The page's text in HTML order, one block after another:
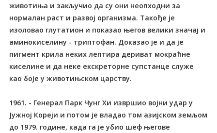
животиња и закључио да су они неопходни за
нормалан раст и развој организма. Такође је
изоловао глутатион и показао његов велики значај и
аминокиселину - триптофан. Доказао је и да је
пигмент крила неких лептира дериват мокраћне
киселине и да неке екскреторне супстанце служе
као боје у животињском царству.
1961. - Генерал Парк Чунг Хи извршио војни удар у
Јужној Кореји и потом је владао том азијском земљом
до 1979. године, када га је убио шеф његове